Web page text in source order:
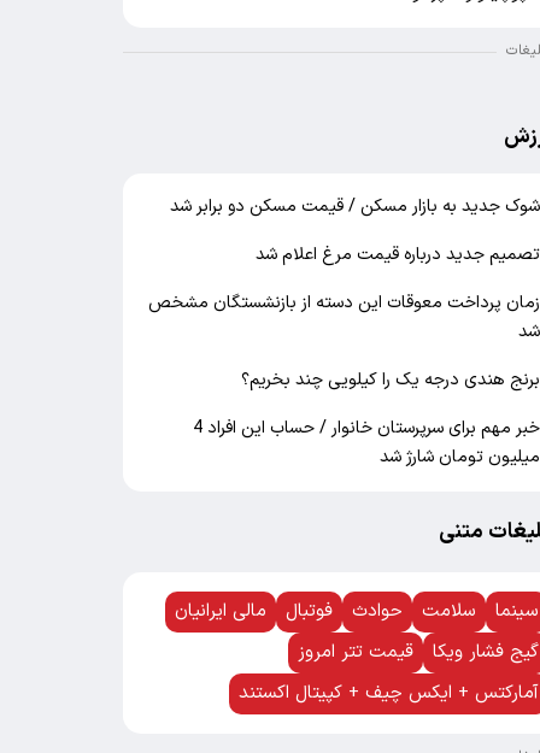
شوک جدید به بازار مسکن / قیمت مسکن دو برابر شد
تصمیم جدید درباره قیمت مرغ اعلام شد
زمان پرداخت معوقات این دسته از بازنشستگان مشخص
شد
برنج هندی درجه یک را کیلویی چند بخریم؟
خبر مهم برای سرپرستان خانوار / حساب این افراد 4
میلیون تومان شارژ شد
متنی
سینما سلامت حوادث فوتبال
مالی ایرانیان
گیج فشار ویکا
قیمت تتر امروز
آمارکتس + ایکس چیف + کپیتال اکستند